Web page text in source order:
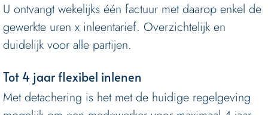
U ontvangt wekelijks één factuur met daarop enkel de
gewerkte uren x inleentarief. Overzichtelijk en
duidelijk voor alle partijen.
Tot 4 jaar flexibel inlenen
Met detachering is het met de huidige regelgeving